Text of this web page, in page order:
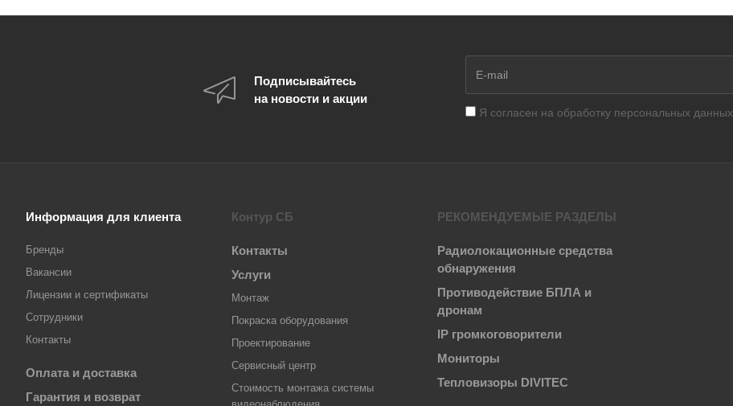
Подписывайтесь
на новости и акции
Я согласен на обработку персональных данных
Информация для клиента
Бренды
Вакансии
Лицензии и сертификаты
Сотрудники
Контакты
Оплата и доставка
Гарантия и возврат
Контур СБ
Контакты
Услуги
Монтаж
Покраска оборудования
Проектирование
Сервисный центр
Стоимость монтажа системы
РЕКОМЕНДУЕМЫЕ РАЗДЕЛЫ
Радиолокационные средства
обнаружения
Противодействие БПЛА и
дронам
IP громкоговорители
Мониторы
Тепловизоры DIVITEC